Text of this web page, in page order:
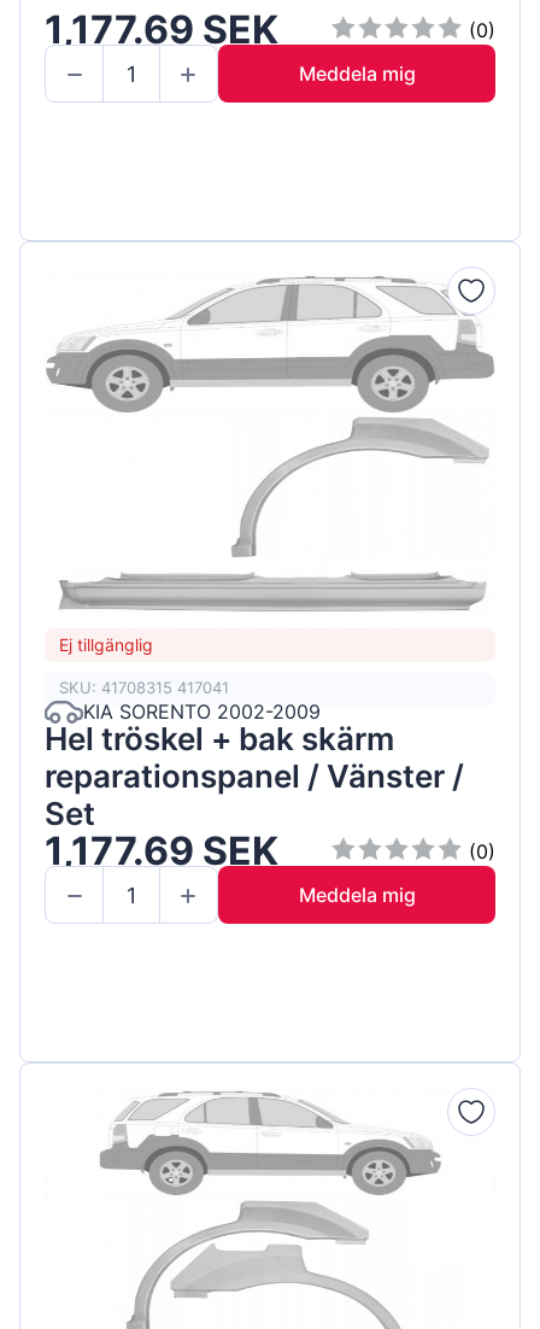
1,177.69 SEK
(0)
Meddela mig
Ej tillgänglig
SKU: 41708315 417041
KIA SORENTO 2002-2009
Hel tröskel + bak skärm
reparationspanel / Vänster /
Set
1,177.69 SEK
(0)
Meddela mig